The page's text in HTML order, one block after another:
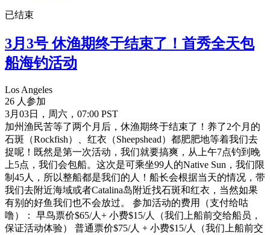
已结束
3月3号 休渔期终于结束了！首秀全天包
船海钓活动
Los Angeles
26 人参加
3月03日，周六，07:00 PST
加州渔民苦等了两个月后，休渔期终于结束了！养了2个月的
石斑（Rockfish）、红衣（Sheepshead）都肥肥地等着我们去
捉呢！既然是第一次活动，我们就要搞爽，从上午7点钓到晚
上5点，我们会包船。这次是可乘坐99人的Native Sun，我们限
制45人，所以整船都是我们的人！船长会根据当天的情况，带
我们去附近海域或者Catalina岛附近找石斑和红衣，当然如果
有别的好鱼我们也不会放过。 参加活动的费用（支付给咕
噜）： 早鸟票价$65/人+ 小费$15/人（我们上船前交给船员，
保证活动体验） 普通票价$75/人 + 小费$15/人（我们上船前交